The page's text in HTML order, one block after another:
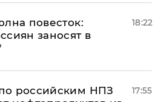
повесток:
заносят в
18:22
российским НПЗ
17:55